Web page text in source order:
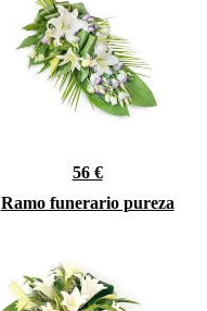
56 €
Ramo funerario pureza